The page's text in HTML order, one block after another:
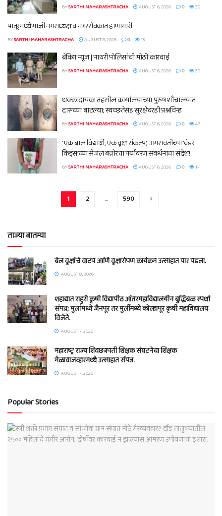
BYSARTHI MAHARASHTRACHA AUGUST 6, 2026 0 30
पातूरमध्ये माजी नगराध्यक्ष व नगरसेवकात हाणामारी
BYSARTHI MAHARASHTRACHA AUGUST 6, 2026 0 13
ब्रेकिंग न्यूज | पाथरी पोलिसांची मोठी कारवाई
BYSARTHI MAHARASHTRACHA AUGUST 6, 2026 0 30
धक्कादायक! तहसील कार्यालयाच्या पुरुष शौचालयात
दारूच्या बाटल्या; स्वच्छतेसह सुरक्षेवरही प्रश्नचिन्ह
BYSARTHI MAHARASHTRACHA AUGUST 6, 2026 0 47
‘एक बाल विद्यार्थी, एक वृक्ष संकल्प’; अमरावतीच्या ‘वंडर
किड्स’च्या सेजल बन्नोरचा पर्यावरण संवर्धनाचा संदेश!
BYSARTHI MAHARASHTRACHA AUGUST 6, 2026 0 17
1 2 … 590
ताज्या बातम्या
बेल वृक्षांचे वाटप आणि वृक्षारोपण कार्यक्रम उत्साहात पार पडला.
AUGUST 8, 2026
शहाद्यात राहुरी कृषी विद्यापीठ आंतरमहाविद्यालयीन बुद्धिबळ स्पर्धा
संपन्न; मुलांमध्ये जैनपूर तर मुलींमध्ये कोल्हापूर कृषी महाविद्यालय
विजेते.
AUGUST 7, 2026
महाराष्ट्र राज्य शिवछत्रपती शिक्षक संघटनेचा शिक्षक
मेळावाजव्हारमध्ये उत्साहात संपन्न.
AUGUST 7, 2026
Popular Stories